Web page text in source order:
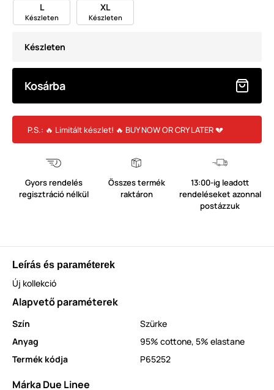
L
Készleten
XL
Készleten
Készleten
Kosárba
P.S.: 🔥 Limitált készlet! 🔥 BUY NOW OR CRY LATER 💔
Gyors rendelés
regisztráció nélkül
Összes termék
raktáron
13:00-ig leadott
rendeléseket azonnal
postázzuk
Leírás és paraméterek
Új kollekció
Alapvető paraméterek
Szín
Szürke
Anyag
95% cottone, 5% elastane
Termék kódja
P65252
Márka Due Linee